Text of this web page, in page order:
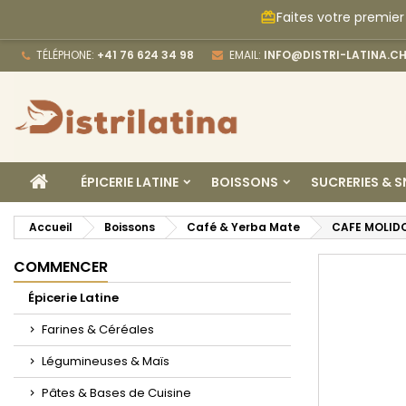
card_giftcardFaites votre
TÉLÉPHONE: +41 76 624 34 98 EMAIL: INFO@DISTRI-LATINA.CH
ACCUEILÉPICERIE LATINE BOISSONS SUCRERIES &
Accueil Boissons Café & Yerba Mate CAFE
COMMENCER
Épicerie Latine
Farines & Céréales
Légumineuses & Maïs
Pâtes & Bases de Cuisine